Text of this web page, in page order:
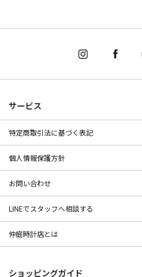
サービス
特定商取引法に基づく表記
個人情報保護方針
お問い合わせ
LINEでスタッフへ相談する
仲庭時計店とは
ショッピングガイド